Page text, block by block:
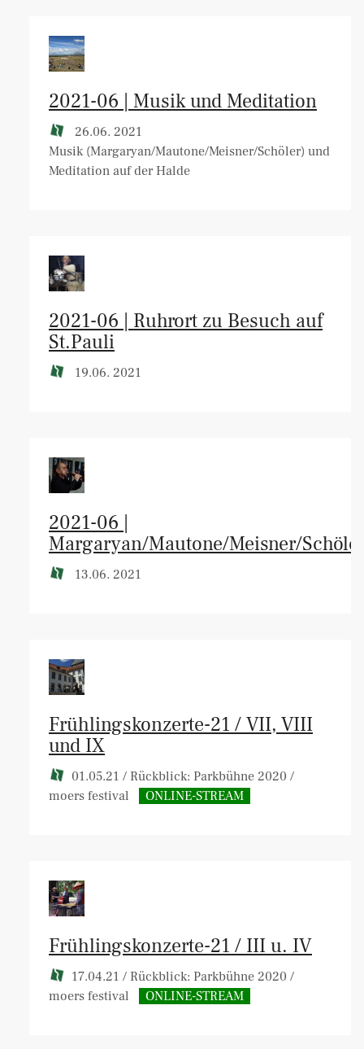
2021-06 | Musik und Meditation
26.06. 2021
Musik (Margaryan/Mautone/Meisner/Schöler) und
Meditation auf der Halde
2021-06 | Ruhrort zu Besuch auf
St.Pauli
19.06. 2021
2021-06 |
Margaryan/Mautone/Meisner/
13.06. 2021
Frühlingskonzerte-21 / VII, VIII
und IX
01.05.21 / Rückblick: Parkbühne 2020 /
moers festival
ONLINE-STREAM
Frühlingskonzerte-21 / III u. IV
17.04.21 / Rückblick: Parkbühne 2020 /
moers festival
ONLINE-STREAM